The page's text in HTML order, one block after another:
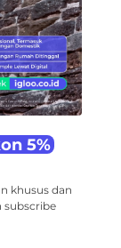
5%
khusus dan
subscribe